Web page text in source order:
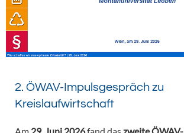
2. ÖWAV-Impulsgespräch zu
Kreislaufwirtschaft
Am 29. Juni 2026fand daszweite ÖWAV-